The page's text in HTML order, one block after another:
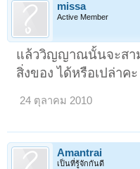
missa
Active Member
แล้ววิญญาณนั้นจะสา
สิ่งของ ได้หรือเปล่าคะ
24 ตุลาคม 2010
Amantrai
เป็นที่รู้จักกันดี